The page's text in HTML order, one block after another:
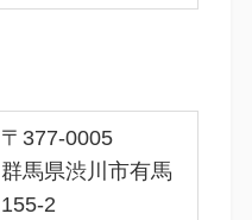
〒377-0005
群馬県渋川市有馬
155-2